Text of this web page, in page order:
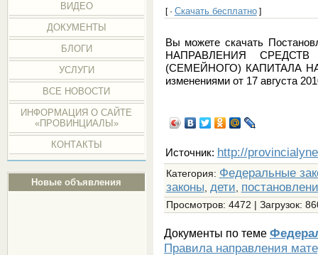
ВИДЕО
ДОКУМЕНТЫ
БЛОГИ
УСЛУГИ
ВСЕ НОВОСТИ
ИНФОРМАЦИЯ О САЙТЕ
«ПРОВИНЦИАЛЫ»
КОНТАКТЫ
Новые объявления
[ · Скачать бесплатно]
Вы можете скачать
НАПРАВЛЕНИЯ
(СЕМЕЙНОГО) КАПИТАЛА
изменениями от 17 августа
Источник: http://
Категория: Федеральные
законы дети
Просмотров: 4472 | Загрузок:
Документы по теме
Правила направления